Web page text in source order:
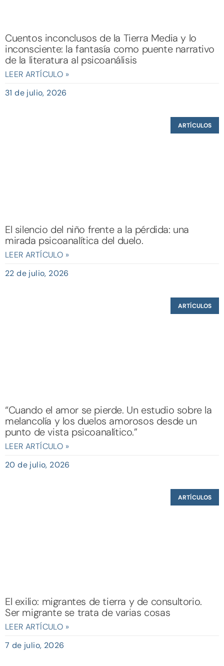
Cuentos inconclusos de la Tierra Media y lo
inconsciente: la fantasía como puente narrativo
de la literatura al psicoanálisis
LEER ARTÍCULO »
31 de julio, 2026
ARTÍCULOS
El silencio del niño frente a la pérdida: una
mirada psicoanalítica del duelo.
LEER ARTÍCULO »
22 de julio, 2026
ARTÍCULOS
“Cuando el amor se pierde. Un estudio sobre la
melancolía y los duelos amorosos desde un
punto de vista psicoanalítico.”
LEER ARTÍCULO »
20 de julio, 2026
ARTÍCULOS
El exilio: migrantes de tierra y de consultorio.
Ser migrante se trata de varias cosas
LEER ARTÍCULO »
7 de julio, 2026